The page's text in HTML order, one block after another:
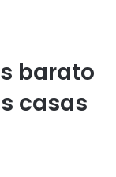
barato
casas